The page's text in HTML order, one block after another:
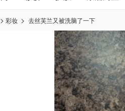
彩妆 去丝芙兰又被洗脑了一下